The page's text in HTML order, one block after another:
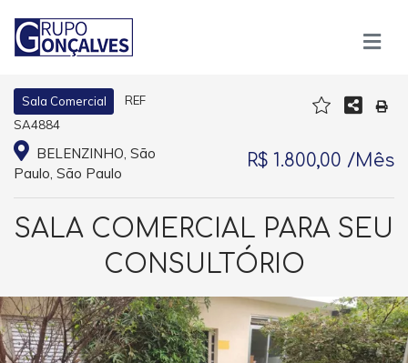
Sala Comercial
REF
SA4884
BELENZINHO, São
Paulo, São Paulo
R$ 1.800,00 /Mês
SALA COMERCIAL PARA SEU
CONSULTÓRIO